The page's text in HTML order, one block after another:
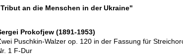
an die Menschen in der Ukraine"
Prokofjew (1891-1953)
Puschkin-Walzer op. 120 in der Fassung für
1 F-Dur